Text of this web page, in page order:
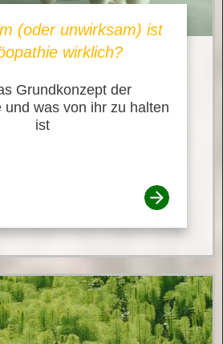
(oder unwirksam) ist
wirklich?
Grundkonzept der
und was von ihr zu halten
ist